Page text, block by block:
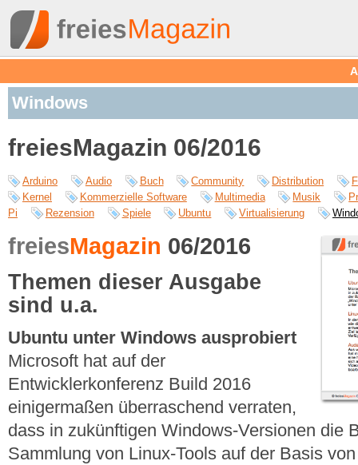
Windows
freiesMagazin 06/2016
Arduino Audio Buch Community Distribution
Kernel
Kommerzielle Software Multimedia Musik
Pi
Rezension Spiele Ubuntu Virtualisierung
freiesMagazin 06/2016
Themen dieser Ausgabe
sind u.a.
Ubuntu unter Windows ausprobiert
Microsoft hat auf der
Entwicklerkonferenz Build 2016
einigermaßen überraschend verraten,
dass in zukünftigen Windows-Versionen die
Sammlung von Linux-Tools auf der Basis